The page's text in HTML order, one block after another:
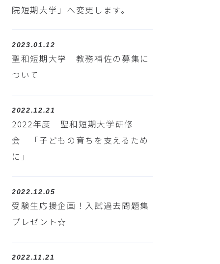
院短期大学」へ変更します。
2023.01.12
聖和短期大学 教務補佐の募集に
ついて
2022.12.21
2022年度 聖和短期大学研修
会 「子どもの育ちを支えるため
に」
2022.12.05
受験生応援企画！入試過去問題集
プレゼント☆
2022.11.21